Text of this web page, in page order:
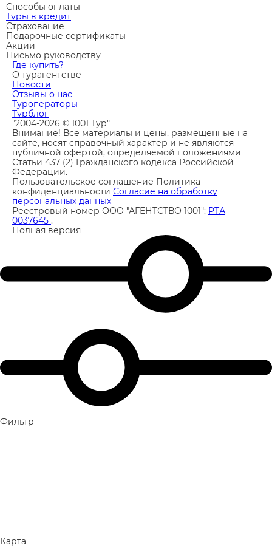
Способы оплаты
Туры в кредит
Страхование
Подарочные сертификаты
Акции
Письмо руководству
Где купить?
О турагентстве
Новости
Отзывы о нас
Туроператоры
Турблог
"2004-2026 © 1001 Тур"
Внимание! Все материалы и цены, размещенные на
сайте, носят справочный характер и не являются
публичной офертой, определяемой положениями
Статьи 437 (2) Гражданского кодекса Российской
Федерации.
Пользовательское соглашение Политика
конфиденциальности Согласие на обработку
персональных данных
Реестровый номер ООО "АГЕНТСТВО 1001": РТА
0037645 .
Полная версия
Фильтр
Карта